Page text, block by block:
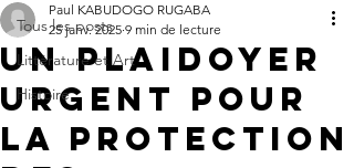
Tous les posts
Littérature et Art
Histoire
UN PLAIDOYER
URGENT POUR
LA PROTECTION
Paul KABUDOGO RUGABA
25 janv. 2025 9 min de lecture